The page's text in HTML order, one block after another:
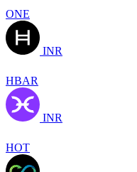
ONE
INR
HBAR
INR
HOT